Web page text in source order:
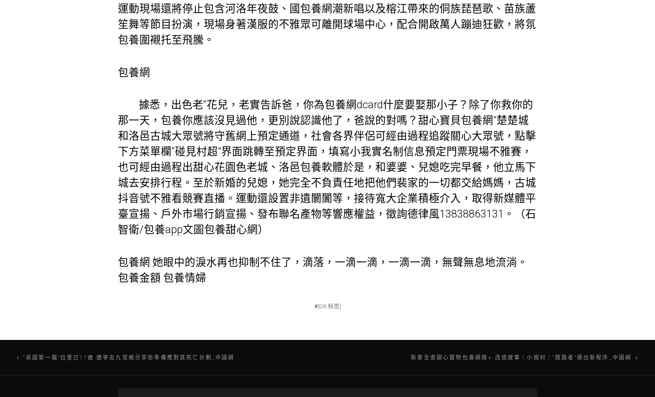
運動現場還將停止包含河洛年夜鼓、國包養網潮新唱以及榕江帶來的侗族琵琶歌、苗族蘆
笙舞等節目扮演，現場身著漢服的不雅眾可離開球場中心，配合開啟萬人蹦迪狂歡，將氛
包養圍襯托至飛騰。
包養網
據悉，出色老“花兒，老實告訴爸，你為包養網dcard什麼要娶那小子？除了你救你的
那一天， 包養你應該沒見過他，更別說認識他了，爸說的對嗎？ 甜心寶貝包養網”楚楚城
和洛邑古城大眾號將守舊網上預定通道，社會各界伴侶可經由過程追蹤關心大眾號，點擊
下方菜單欄“碰見村超”界面跳轉至預定界面，填寫小我實名制信息預定門票現場不雅賽，
也可經由過程出甜心花園色老城、洛邑包養軟體於是，和婆婆、兒媳吃完早餐，他立馬下
城去安排行程。至於新婚的兒媳，她完全不負責任地把他們裴家的一切都交給媽媽，古城
抖音號不雅看競賽直播。運動還設置非遺闤闠等，接待寬大企業積極介入，取得新媒體平
臺宣揚、戶外市場行銷宣揚、發布聯名產物等響應權益，徵詢德律風13838863131。（石
智衛/包養app文圖包養甜心網）
包養網 她眼中的淚水再也抑制不住了，滴落，一滴一滴，一滴一滴，無聲無息地流淌。
包養金額 包養情婦
#[DB:标签]
文“英國第一貓”拉里已17歲 唐寧去九宮格分享街準備應對其死亡計劃_中國網 新華全查甜心寶物包養網媒+·改造故事｜小崗村：“蹚路者”邁出新程序_中國網